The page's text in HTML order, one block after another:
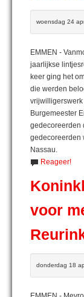
woensdag 24
EMMEN -
jaarlijkse
keer ging het
die werden
Burgemeester
gedecoreerden
gedecoreerden
Nassau.
Reageer!
voor
donderdag 18